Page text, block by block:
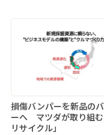
損傷バンパーを新品の
ーへ マツダが取り組
リサイクル」